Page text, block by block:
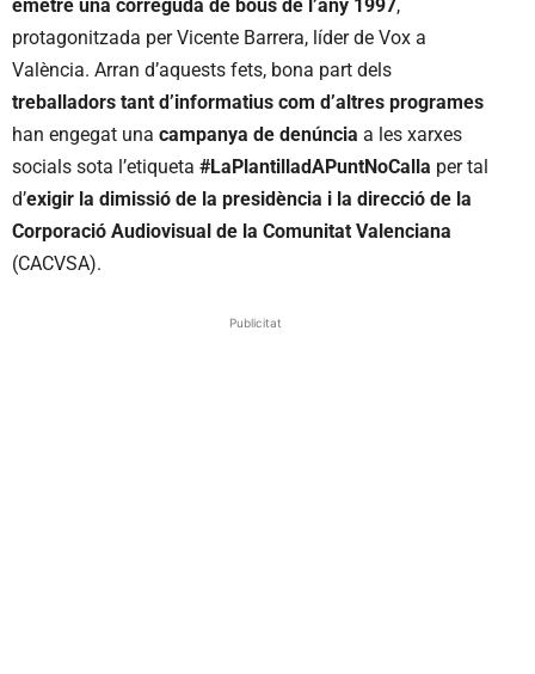
emetre una correguda de bous de l’any 1997,
protagonitzada per Vicente Barrera, líder de Vox a
València. Arran d’aquests fets, bona part dels
treballadors tant d’informatius com d’altres programes
han engegat una campanya de denúncia a les xarxes
socials sota l’etiqueta #LaPlantilladAPuntNoCalla per tal
d’exigir la dimissió de la presidència i la direcció de la
Corporació Audiovisual de la Comunitat Valenciana
(CACVSA).
Publicitat